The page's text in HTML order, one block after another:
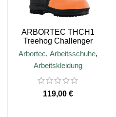
ARBORTEC THCH1
Treehog Challenger
Wellington Boot – Class 3
Arbortec, Arbeitsschuhe,
Arbeitskleidung
€